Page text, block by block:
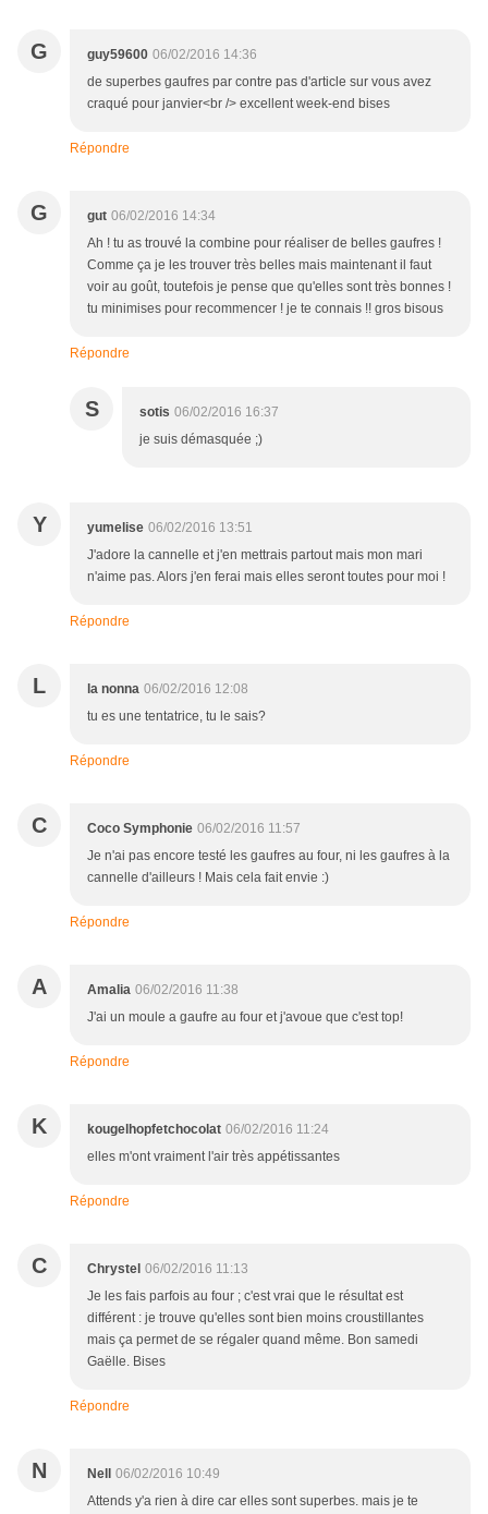
G guy59600 06/02/2016 14:36
de superbes gaufres par contre pas d'article sur vous avez
craqué pour janvier<br /> excellent week-end bises
Répondre
G gut 06/02/2016 14:34
Ah ! tu as trouvé la combine pour réaliser de belles gaufres !
Comme ça je les trouver très belles mais maintenant il faut
voir au goût, toutefois je pense que qu'elles sont très bonnes !
tu minimises pour recommencer ! je te connais !! gros bisous
Répondre
S sotis 06/02/2016 16:37
je suis démasquée ;)
Y yumelise 06/02/2016 13:51
J'adore la cannelle et j'en mettrais partout mais mon mari
n'aime pas. Alors j'en ferai mais elles seront toutes pour moi !
Répondre
L la nonna 06/02/2016 12:08
tu es une tentatrice, tu le sais?
Répondre
C Coco Symphonie 06/02/2016 11:57
Je n'ai pas encore testé les gaufres au four, ni les gaufres à la
cannelle d'ailleurs ! Mais cela fait envie :)
Répondre
A Amalia 06/02/2016 11:38
J'ai un moule a gaufre au four et j'avoue que c'est top!
Répondre
K kougelhopfetchocolat 06/02/2016 11:24
elles m'ont vraiment l'air très appétissantes
Répondre
C Chrystel 06/02/2016 11:13
Je les fais parfois au four ; c'est vrai que le résultat est
différent : je trouve qu'elles sont bien moins croustillantes
mais ça permet de se régaler quand même. Bon samedi
Gaëlle. Bises
Répondre
N Nell
06/02/2016 10:49
Attends y'a rien à dire car elles sont superbes. mais je te